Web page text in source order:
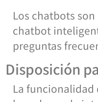
Los chatbots
chatbot
preguntas
Disposición
La funcionalidad